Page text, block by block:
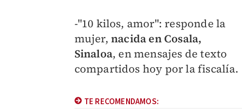
-"10 kilos, amor": responde la
mujer, nacida en Cosala,
Sinaloa, en mensajes de texto
compartidos hoy por la fiscalía.
TE RECOMENDAMOS: